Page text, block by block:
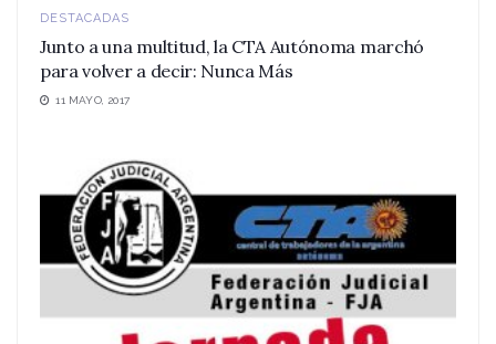
DESTACADAS
Junto a una multitud, la CTA Autónoma marchó
para volver a decir: Nunca Más
11 MAYO, 2017